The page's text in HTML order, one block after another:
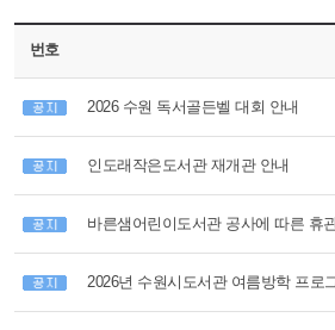
지
번호
2026 수원 독서골든벨 대회 안내
인도래작은도서관 재개관 안내
바른샘어린이도서관 공사에 따른 휴
2026년 수원시도서관 여름방학 프로